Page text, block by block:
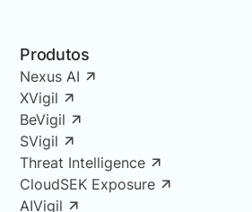
Produtos
Nexus AI
XVigil
BeVigil
SVigil
Threat Intelligence
CloudSEK Exposure
AIVigil